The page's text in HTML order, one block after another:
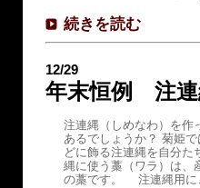
続きを読む
12/29
年末恒例 注連
注連縄（しめなわ）を作
あるでしょうか？ 菊姫
どに飾る注連縄を自分た
縄に使う藁（ワラ）は、
の藁です。 注連縄用に